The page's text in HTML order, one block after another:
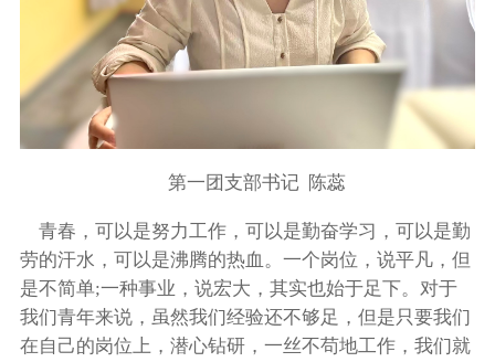
第一团支部书记 陈蕊
青春，可以是努力工作，可以是勤奋学习，可以是勤
劳的汗水，可以是沸腾的热血。一个岗位，说平凡，但
是不简单;一种事业，说宏大，其实也始于足下。对于
我们青年来说，虽然我们经验还不够足，但是只要我们
在自己的岗位上，潜心钻研，一丝不苟地工作，我们就